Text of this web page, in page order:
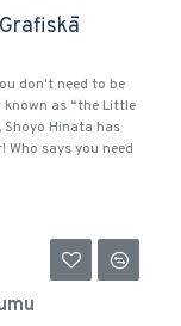
don't need to be
known as “the Little
Hinata has
Who says you need